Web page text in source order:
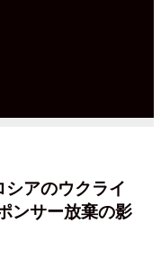
アのウクライ
ンサー放棄の影